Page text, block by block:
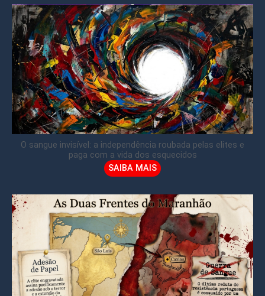
O sangue invisível: a independência roubada pelas elites e
paga com a vida dos esquecidos
SAIBA MAIS